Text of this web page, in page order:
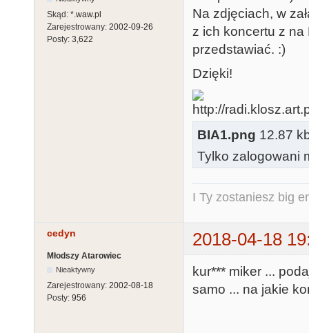
Skąd: *.waw.pl
Zarejestrowany: 2002-09-26
Posty: 3,622
Na zdjęciach, w
z ich koncertu z
przedstawiać. :)
Dzięki!
BIA1.png 12.87
Tylko zalogowani
I Ty zostaniesz big
cedyn 2018-04-18
Młodszy Atarowiec
Nieaktywny
Zarejestrowany: 2002-08-18
Posty: 956
kur*** miker ...
samo ... na jakie